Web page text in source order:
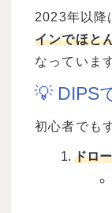
2023年以降
インでほと
なっていま
💡 DIPS
初心者でも
ドロ